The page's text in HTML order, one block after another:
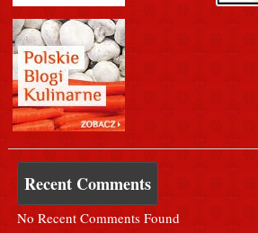
Recent Comments
No Recent Comments Found